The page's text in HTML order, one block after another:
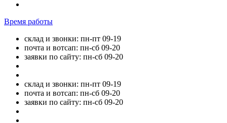
Время работы
склад и звонки: пн-пт 09-19
почта и вотсап: пн-сб 09-20
заявки по сайту: пн-сб 09-20
склад и звонки: пн-пт 09-19
почта и вотсап: пн-сб 09-20
заявки по сайту: пн-сб 09-20